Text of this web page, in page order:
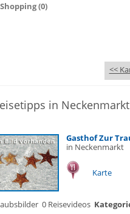
Shopping (0)
<<
in Neckenmarkt
Gasthof Zur
in Neckenmarkt
Karte
0 Reisevideos